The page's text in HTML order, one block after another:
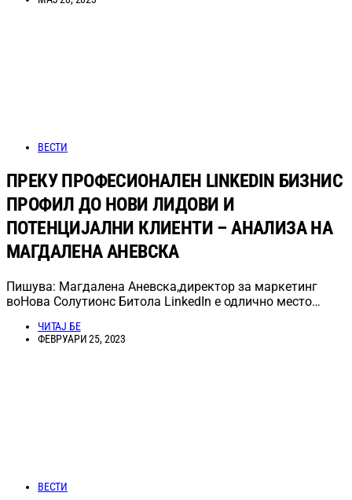
ВЕСТИ
ПРЕКУ ПРОФЕСИОНАЛЕН LINKEDIN БИЗНИС
ПРОФИЛ ДО НОВИ ЛИДОВИ И
ПОТЕНЦИЈАЛНИ КЛИЕНТИ – АНАЛИЗА НА
МАГДАЛЕНА АНЕВСКА
Пишува: Магдалена Аневска,директор за маркетинг
воНова Солутионс Битола LinkedIn е одлично место…
ЧИТАЈ БЕ
ФЕВРУАРИ 25, 2023
ВЕСТИ